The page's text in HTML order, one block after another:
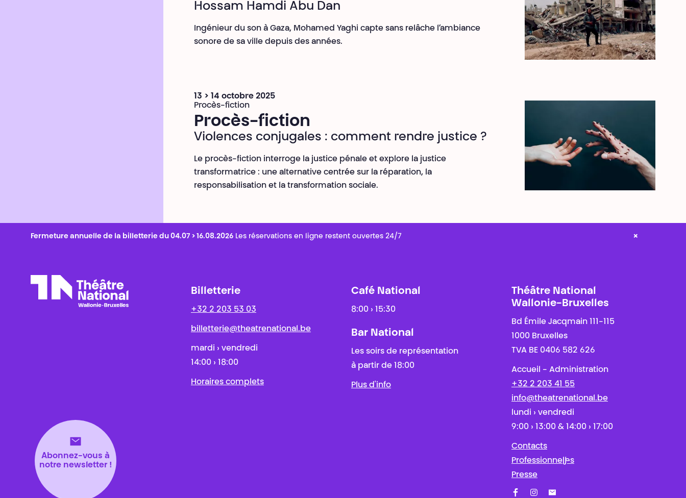
Hossam Hamdi Abu Dan
Ingénieur du son à Gaza, Mohamed Yaghi capte sans relâche l’ambiance
sonore de sa ville depuis des années.
13 > 14 octobre 2025
Procès-fiction
Procès-fiction
Violences conjugales : comment rendre justice ?
Le procès-fiction interroge la justice pénale et explore la justice
transformatrice : une alternative centrée sur la réparation, la
responsabilisation et la transformation sociale.
Fermeture annuelle de la billetterie du 04.07 > 16.08.2026 Les réservations en ligne restent ouvertes 24/7 ×
Abonnez-vous à
notre newsletter !
Billetterie
+32 2 203 53 03
billetterie@theatrenational.be
mardi › vendredi
14:00 › 18:00
Horaires complets
Café National
8:00 › 15:30
Bar National
Les soirs de représentation
à partir de 18:00
Plus d'info
Théâtre National
Wallonie-Bruxelles
Bd Émile Jacqmain 111-115
1000 Bruxelles
TVA BE 0406 582 626
Accueil - Administration
+32 2 203 41 55
info@theatrenational.be
lundi › vendredi
9:00 › 13:00 & 14:00 › 17:00
Contacts
Professionnel·les
Presse